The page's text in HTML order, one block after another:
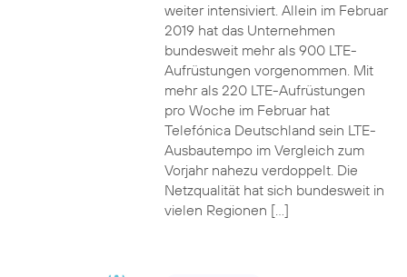
weiter intensiviert. Allein im Februar
2019 hat das Unternehmen
bundesweit mehr als 900 LTE-
Aufrüstungen vorgenommen. Mit
mehr als 220 LTE-Aufrüstungen
pro Woche im Februar hat
Telefónica Deutschland sein LTE-
Ausbautempo im Vergleich zum
Vorjahr nahezu verdoppelt. Die
Netzqualität hat sich bundesweit in
vielen Regionen […]